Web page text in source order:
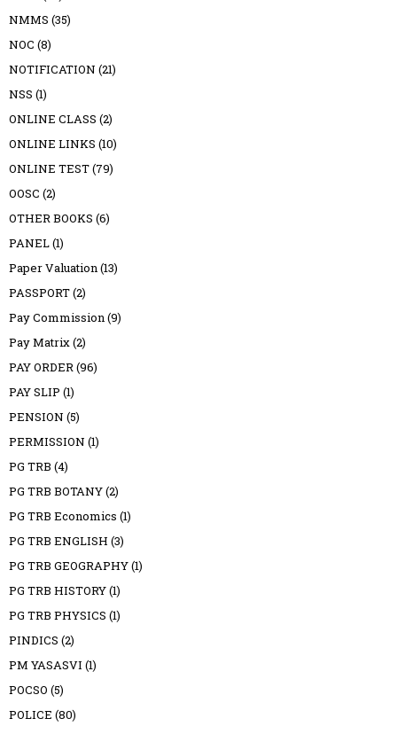
NMMS (35)
NOC (8)
NOTIFICATION (21)
NSS (1)
ONLINE CLASS (2)
ONLINE LINKS (10)
ONLINE TEST(79)
OOSC (2)
OTHER BOOKS (6)
PANEL(1)
Paper Valuation(13)
PASSPORT(2)
Pay Commission(9)
Pay Matrix(2)
PAY ORDER(96)
PAY SLIP (1)
PENSION (5)
PERMISSION (1)
PG TRB (4)
PG TRB BOTANY(2)
PG TRB Economics (1)
PG TRB ENGLISH (3)
PG TRB GEOGRAPHY(1)
PG TRB HISTORY(1)
PG TRB PHYSICS (1)
PINDICS (2)
PM YASASVI (1)
POCSO (5)
POLICE (80)